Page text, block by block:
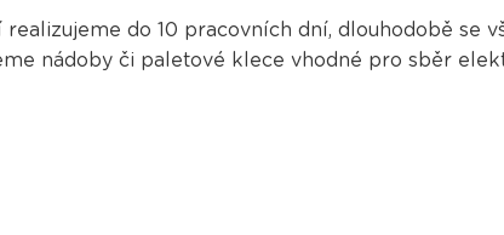
do 10 pracovních dní, dlouhodobě se
nádoby či paletové klece vhodné pro sběr